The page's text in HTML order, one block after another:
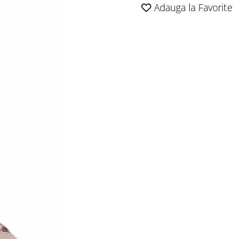
Adauga la Favorite